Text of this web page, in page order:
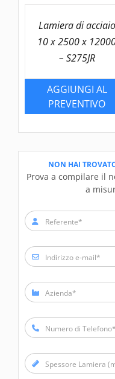
Lamiera di acciaio
10 x 2500 x
– S275JR
AGGIUNGI AL
PREVENTIVO
NON HAI
Prova a compilare il
a
Referente*
Indirizzo e-mail*
Azienda*
Numero di Telefono*
Spessore Lamiera